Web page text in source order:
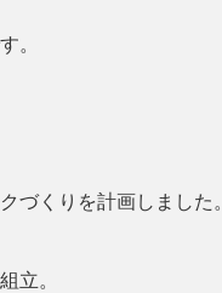
。
づくりを計画しました。
立。